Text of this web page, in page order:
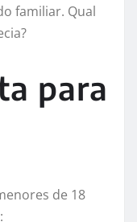
familiar. Qual
para
de 18